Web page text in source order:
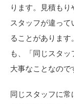
ります。見積も
スタッフが違っ
ることがありま
も、「同じスタ
大事なことなので
同じスタッフに